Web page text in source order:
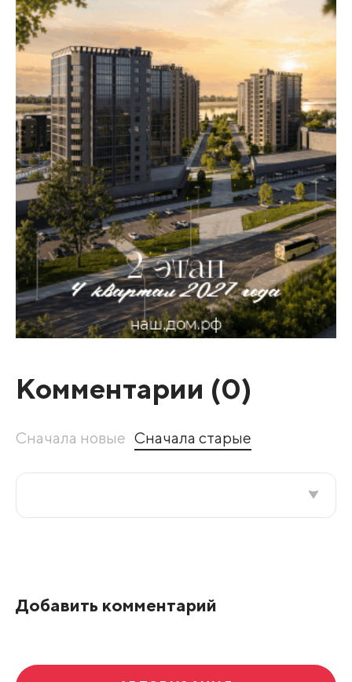
Комментарии (0)
Сначала новые Сначала старые
Добавить комментарий